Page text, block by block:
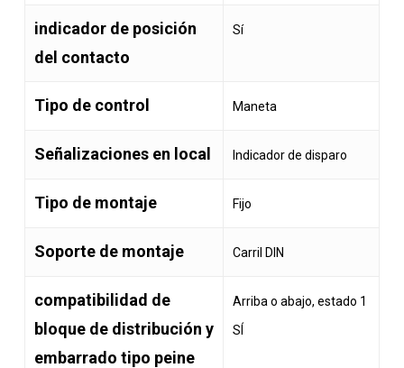
indicador de posición
del contacto
Sí
Tipo de control Maneta
Señalizaciones en local Indicador de disparo
Tipo de montaje Fijo
Soporte de montaje Carril DIN
compatibilidad de
bloque de distribución y
embarrado tipo peine
Arriba o abajo, estado 1
SÍ